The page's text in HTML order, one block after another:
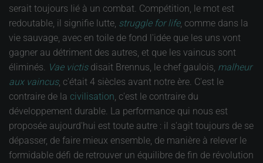
serait toujours lié à un combat. Compétition, le mot est
redoutable, il signifie lutte, struggle for life, comme dans la
vie sauvage, avec en toile de fond l'idée que les uns vont
gagner au détriment des autres, et que les vaincus sont
éliminés.
Vae victisdisait Brennus, le chef gaulois, malheur
aux vaincus, c'était 4 siècles avant notre ère. C'est le
contraire de la civilisation , c'est le contraire du
développement durable. La performance qui nous est
proposée aujourd'hui est toute autre : il s'agit toujours de se
dépasser, de faire mieux ensemble, de manière à relever le
formidable défi de retrouver un équilibre de fin de révolution